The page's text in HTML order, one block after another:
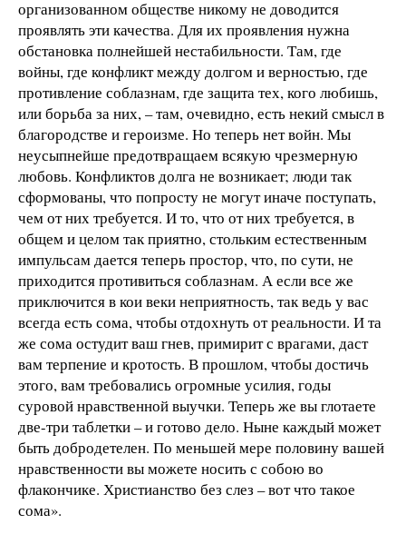
организованном обществе никому не доводится
проявлять эти качества. Для их проявления нужна
обстановка полнейшей нестабильности. Там, где
войны, где конфликт между долгом и верностью, где
противление соблазнам, где защита тех, кого любишь,
или борьба за них, – там, очевидно, есть некий смысл в
благородстве и героизме. Но теперь нет войн. Мы
неусыпнейше предотвращаем всякую чрезмерную
любовь. Конфликтов долга не возникает; люди так
сформованы, что попросту не могут иначе поступать,
чем от них требуется. И то, что от них требуется, в
общем и целом так приятно, стольким естественным
импульсам дается теперь простор, что, по сути, не
приходится противиться соблазнам. А если все же
приключится в кои веки неприятность, так ведь у вас
всегда есть сома, чтобы отдохнуть от реальности. И та
же сома остудит ваш гнев, примирит с врагами, даст
вам терпение и кротость. В прошлом, чтобы достичь
этого, вам требовались огромные усилия, годы
суровой нравственной выучки. Теперь же вы глотаете
две-три таблетки – и готово дело. Ныне каждый может
быть добродетелен. По меньшей мере половину вашей
нравственности вы можете носить с собою во
флакончике. Христианство без слез – вот что такое
сома».